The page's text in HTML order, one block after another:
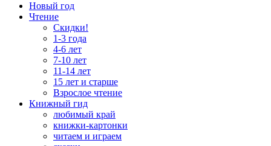
Новый год
Чтение
Скидки!
1-3 года
4-6 лет
7-10 лет
11-14 лет
15 лет и старше
Взрослое чтение
Книжный гид
любимый край
книжки-картонки
читаем и играем